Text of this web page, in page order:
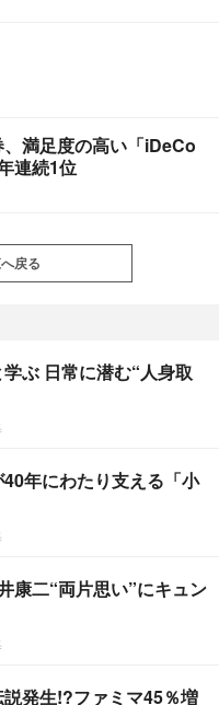
満足度の高い「iDeCo
連続1位
戻る
ぶ 日常に潜む“人身取
年にわたり支える「小
康二“両片思い”にキュン
発生!?ファミマ45％増